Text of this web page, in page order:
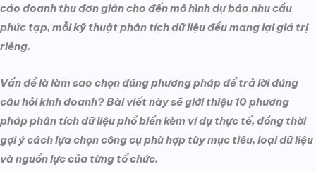
cáo doanh thu đơn giản cho đến mô hình dự báo nhu cầu
phức tạp, mỗi kỹ thuật phân tích dữ liệu đều mang lại giá trị
riêng.
Vấn đề là làm sao chọn đúng phương pháp để trả lời đúng
câu hỏi kinh doanh? Bài viết này sẽ giới thiệu 10 phương
pháp phân tích dữ liệu phổ biến kèm ví dụ thực tế, đồng thời
gợi ý cách lựa chọn công cụ phù hợp tùy mục tiêu, loại dữ liệu
và nguồn lực của từng tổ chức.